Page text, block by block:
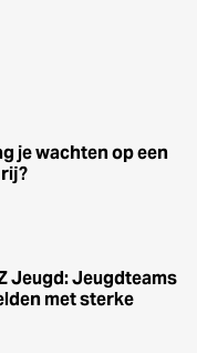
je wachten op een
Jeugd: Jeugdteams
met sterke